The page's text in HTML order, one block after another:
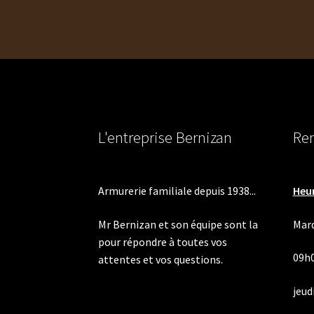
L'entreprise Bernizan
Armurerie familiale depuis 1938...
Mr Bernizan et son équipe sont la
pour répondre à toutes vos
attentes et vos questions.